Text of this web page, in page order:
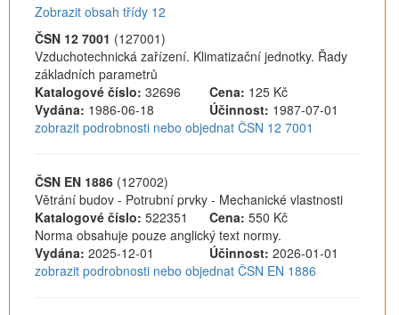
Zobrazit obsah třídy 12
ČSN 12 7001 (127001)
Vzduchotechnická zařízení. Klimatizační jednotky. Řady
základních parametrů
Katalogové číslo: 32696 Cena: 125 Kč
Vydána: 1986-06-18 Účinnost: 1987-07-01
zobrazit podrobnosti nebo objednat ČSN 12 7001
ČSN EN 1886 (127002)
Větrání budov - Potrubní prvky - Mechanické vlastnosti
Katalogové číslo: 522351 Cena: 550 Kč
Norma obsahuje pouze anglický text normy.
Vydána: 2025-12-01 Účinnost: 2026-01-01
zobrazit podrobnosti nebo objednat ČSN EN 1886